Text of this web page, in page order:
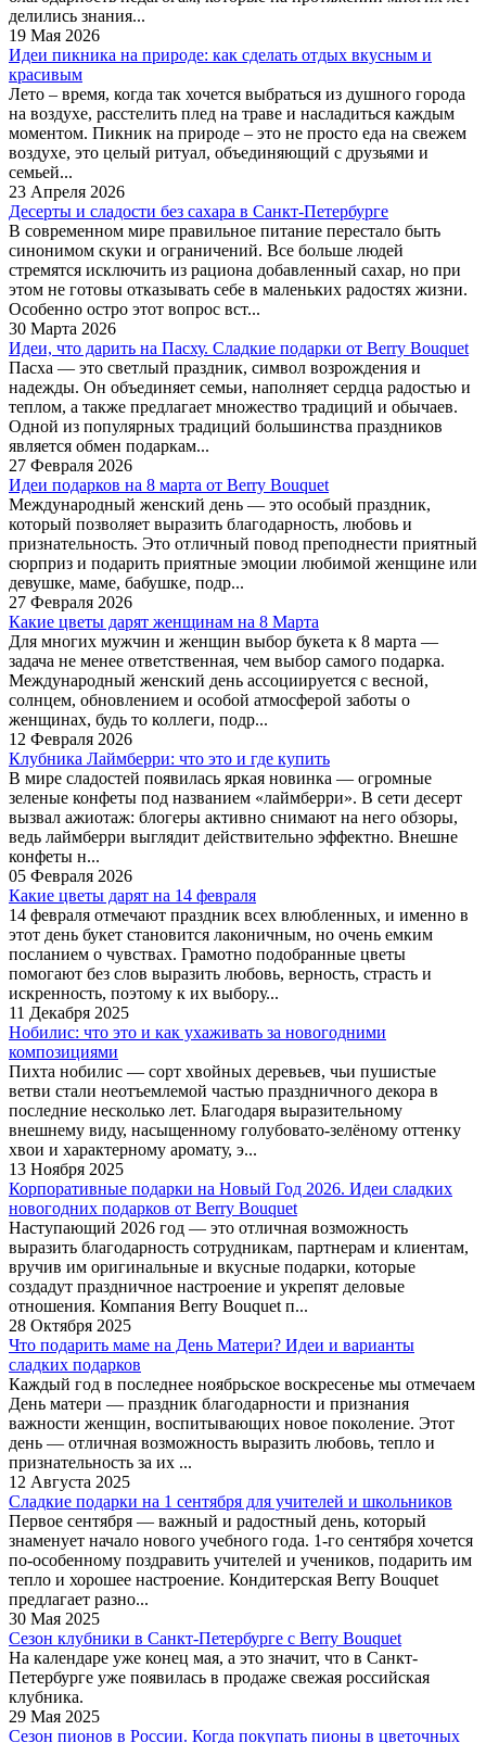
делились знания...
19 Мая 2026
Идеи пикника на природе: как сделать отдых вкусным и
красивым
Лето – время, когда так хочется выбраться из душного города
на воздухе, расстелить плед на траве и насладиться каждым
моментом. Пикник на природе – это не просто еда на свежем
воздухе, это целый ритуал, объединяющий с друзьями и
семьей...
23 Апреля 2026
Десерты и сладости без сахара в Санкт-Петербурге
В современном мире правильное питание перестало быть
синонимом скуки и ограничений. Все больше людей
стремятся исключить из рациона добавленный сахар, но при
этом не готовы отказывать себе в маленьких радостях жизни.
Особенно остро этот вопрос вст...
30 Марта 2026
Идеи, что дарить на Пасху. Сладкие подарки от Berry Bouquet
Пасха — это светлый праздник, символ возрождения и
надежды. Он объединяет семьи, наполняет сердца радостью и
теплом, а также предлагает множество традиций и обычаев.
Одной из популярных традиций большинства праздников
является обмен подаркам...
27 Февраля 2026
Идеи подарков на 8 марта от Berry Bouquet
Международный женский день — это особый праздник,
который позволяет выразить благодарность, любовь и
признательность. Это отличный повод преподнести приятный
сюрприз и подарить приятные эмоции любимой женщине или
девушке, маме, бабушке, подр...
27 Февраля 2026
Какие цветы дарят женщинам на 8 Марта
Для многих мужчин и женщин выбор букета к 8 марта —
задача не менее ответственная, чем выбор самого подарка.
Международный женский день ассоциируется с весной,
солнцем, обновлением и особой атмосферой заботы о
женщинах, будь то коллеги, подр...
12 Февраля 2026
Клубника Лаймберри: что это и где купить
В мире сладостей появилась яркая новинка — огромные
зеленые конфеты под названием «лаймберри». В сети десерт
вызвал ажиотаж: блогеры активно снимают на него обзоры,
ведь лаймберри выглядит действительно эффектно. Внешне
конфеты н...
05 Февраля 2026
Какие цветы дарят на 14 февраля
14 февраля отмечают праздник всех влюбленных, и именно в
этот день букет становится лаконичным, но очень емким
посланием о чувствах. Грамотно подобранные цветы
помогают без слов выразить любовь, верность, страсть и
искренность, поэтому к их выбору...
11 Декабря 2025
Нобилис: что это и как ухаживать за новогодними
композициями
Пихта нобилис — сорт хвойных деревьев, чьи пушистые
ветви стали неотъемлемой частью праздничного декора в
последние несколько лет. Благодаря выразительному
внешнему виду, насыщенному голубовато-зелёному оттенку
хвои и характерному аромату, э...
13 Ноября 2025
Корпоративные подарки на Новый Год 2026. Идеи сладких
новогодних подарков от Berry Bouquet
Наступающий 2026 год — это отличная возможность
выразить благодарность сотрудникам, партнерам и клиентам,
вручив им оригинальные и вкусные подарки, которые
создадут праздничное настроение и укрепят деловые
отношения. Компания Berry Bouquet п...
28 Октября 2025
Что подарить маме на День Матери? Идеи и варианты
сладких подарков
Каждый год в последнее ноябрьское воскресенье мы отмечаем
День матери — праздник благодарности и признания
важности женщин, воспитывающих новое поколение. Этот
день — отличная возможность выразить любовь, тепло и
признательность за их ...
12 Августа 2025
Сладкие подарки на 1 сентября для учителей и школьников
Первое сентября — важный и радостный день, который
знаменует начало нового учебного года. 1-го сентября хочется
по-особенному поздравить учителей и учеников, подарить им
тепло и хорошее настроение. Кондитерская Berry Bouquet
предлагает разно...
30 Мая 2025
Сезон клубники в Санкт-Петербурге c Berry Bouquet
На календаре уже конец мая, а это значит, что в Санкт-
Петербурге уже появилась в продаже свежая российская
клубника.
29 Мая 2025
Сезон пионов в России. Когда покупать пионы в цветочных